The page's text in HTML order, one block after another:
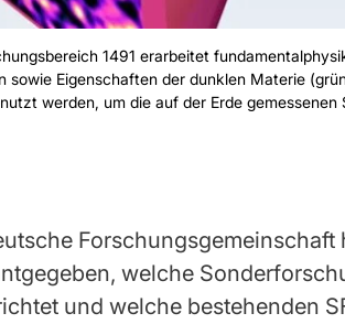
1491 erarbeitet
sowie Eigenschaften der dunklen Materie
werden, um die auf der Erde
Forschungsgemeinschaft
welche
und welche bestehenden